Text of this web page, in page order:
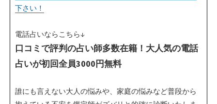
下さい！
電話占いならこちら↓
口コミで評判の占い師多数在籍！大人気の電話
占いが初回全員3000円無料
誰にも言えない大人の悩みや、家庭の悩みなど普段から